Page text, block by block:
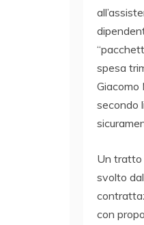
spesa
Giacomo
secondo
Un tratto
svolto
con